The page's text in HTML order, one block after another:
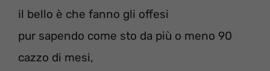
il bello è che fanno gli offesi
pur sapendo come sto da più o meno 90
cazzo di mesi,